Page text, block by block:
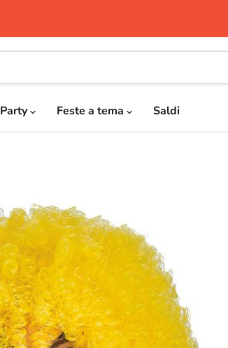
Party Feste a tema Saldi